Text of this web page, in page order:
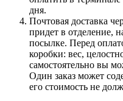
дня.
Почтовая доставка
придет в отделение,
посылке. Перед
коробки: вес,
самостоятельно вы
Один заказ может
его стоимость не